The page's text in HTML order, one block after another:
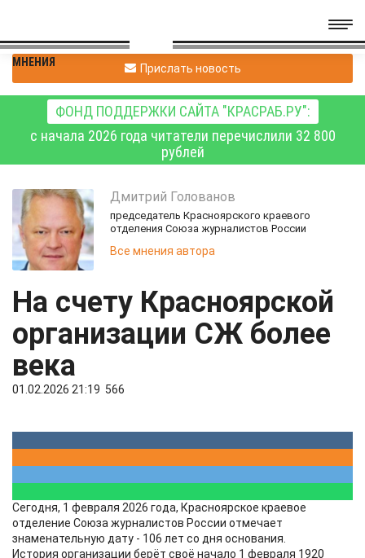
МНЕНИЯ Прислать новость
ФОНД ПОДДЕРЖКИ САЙТА "КРАСРАБ.РУ":
с начала 2026 года читатели перечислили 32 800
рублей
Дмитрий Голованов
председатель Красноярского краевого
отделения Союза журналистов России
Все мнения автора
На счету Красноярской
организации СЖ более
века
01.02.2026 21:19 566
Сегодня, 1 февраля 2026 года, Красноярское краевое
отделение Союза журналистов России отмечает
знаменательную дату - 106 лет со дня основания.
История организации берёт своё начало 1 февраля 1920